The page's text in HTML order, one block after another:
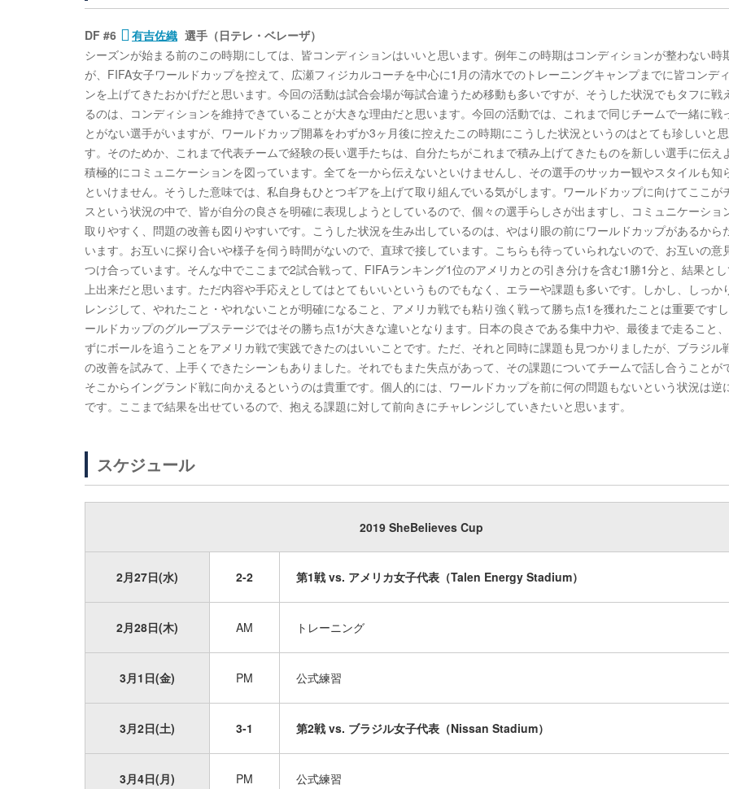
DF #6 有吉佐織 選手（日テレ・ベレーザ）
シーズンが始まる前のこの時期にしては、皆コンディションはいいと思います。例年この時期はコンディションが整わない時
が、FIFA女子ワールドカップを控えて、広瀬フィジカルコーチを中心に1月の清水でのトレーニングキャンプまでに皆コンデ
ンを上げてきたおかげだと思います。今回の活動は試合会場が毎試合違うため移動も多いですが、そうした状況でもタフに戦
るのは、コンディションを維持できていることが大きな理由だと思います。今回の活動では、これまで同じチームで一緒に戦
とがない選手がいますが、ワールドカップ開幕をわずか3ヶ月後に控えたこの時期にこうした状況というのはとても珍しいと
す。そのためか、これまで代表チームで経験の長い選手たちは、自分たちがこれまで積み上げてきたものを新しい選手に伝え
積極的にコミュニケーションを図っています。全てを一から伝えないといけませんし、その選手のサッカー観やスタイルも知
といけません。そうした意味では、私自身もひとつギアを上げて取り組んでいる気がします。ワールドカップに向けてここが
スという状況の中で、皆が自分の良さを明確に表現しようとしているので、個々の選手らしさが出ますし、コミュニケーショ
取りやすく、問題の改善も図りやすいです。こうした状況を生み出しているのは、やはり眼の前にワールドカップがあるから
います。お互いに探り合いや様子を伺う時間がないので、直球で接しています。こちらも待っていられないので、お互いの意
つけ合っています。そんな中でここまで2試合戦って、FIFAランキング1位のアメリカとの引き分けを含む1勝1分と、結果と
上出来だと思います。ただ内容や手応えとしてはとてもいいというものでもなく、エラーや課題も多いです。しかし、しっか
レンジして、やれたこと・やれないことが明確になること、アメリカ戦でも粘り強く戦って勝ち点1を獲れたことは重要です
ールドカップのグループステージではその勝ち点1が大きな違いとなります。日本の良さである集中力や、最後まで走ること
ずにボールを追うことをアメリカ戦で実践できたのはいいことです。ただ、それと同時に課題も見つかりましたが、ブラジル
の改善を試みて、上手くできたシーンもありました。それでもまた失点があって、その課題についてチームで話し合うことが
そこからイングランド戦に向かえるというのは貴重です。個人的には、ワールドカップを前に何の問題もないという状況は逆
です。ここまで結果を出せているので、抱える課題に対して前向きにチャレンジしていきたいと思います。
スケジュール
2019 SheBelieves Cup
2月27日(水) 2-2 第1戦 vs. アメリカ女子代表（Talen Energy Stadium）
2月28日(木) AM トレーニング
3月1日(金) PM 公式練習
3月2日(土) 3-1 第2戦 vs. ブラジル女子代表（Nissan Stadium）
3月4日(月) PM 公式練習